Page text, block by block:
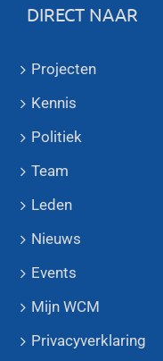
DIRECT NAAR
Projecten
Kennis
Politiek
Team
Leden
Nieuws
Events
Mijn WCM
Privacyverklaring